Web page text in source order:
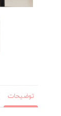
توضیحات